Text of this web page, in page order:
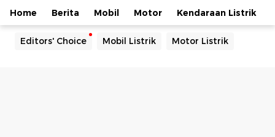
Home Berita Mobil Motor Kendaraan Listrik
Editors' Choice Mobil Listrik Motor Listrik